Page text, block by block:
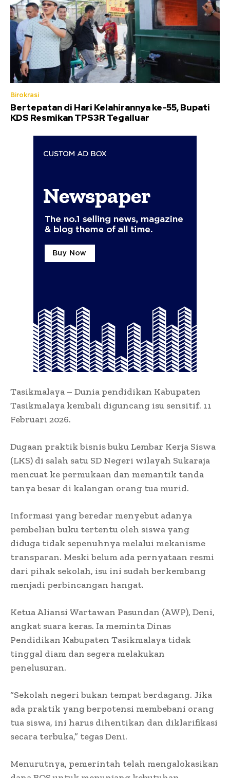
Birokrasi
Bertepatan di Hari Kelahirannya ke-55, Bupati
KDS Resmikan TPS3R Tegalluar
Tasikmalaya – Dunia pendidikan Kabupaten
Tasikmalaya kembali diguncang isu sensitif. 11
Februari 2026.
Dugaan praktik bisnis buku Lembar Kerja Siswa
(LKS) di salah satu SD Negeri wilayah Sukaraja
mencuat ke permukaan dan memantik tanda
tanya besar di kalangan orang tua murid.
Informasi yang beredar menyebut adanya
pembelian buku tertentu oleh siswa yang
diduga tidak sepenuhnya melalui mekanisme
transparan. Meski belum ada pernyataan resmi
dari pihak sekolah, isu ini sudah berkembang
menjadi perbincangan hangat.
Ketua Aliansi Wartawan Pasundan (AWP), Deni,
angkat suara keras. Ia meminta Dinas
Pendidikan Kabupaten Tasikmalaya tidak
tinggal diam dan segera melakukan
penelusuran.
“Sekolah negeri bukan tempat berdagang. Jika
ada praktik yang berpotensi membebani orang
tua siswa, ini harus dihentikan dan diklarifikasi
secara terbuka,” tegas Deni.
Menurutnya, pemerintah telah mengalokasikan